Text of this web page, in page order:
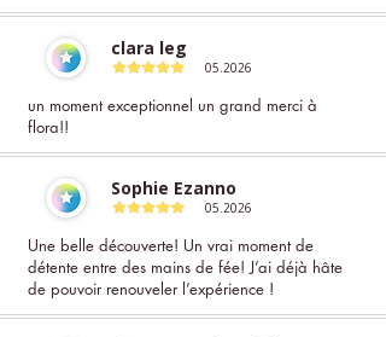
clara leg
05.2026
un moment exceptionnel un grand merci à
flora!!
Sophie Ezanno
05.2026
Une belle découverte! Un vrai moment de
détente entre des mains de fée! J’ai déjà hâte
de pouvoir renouveler l’expérience !